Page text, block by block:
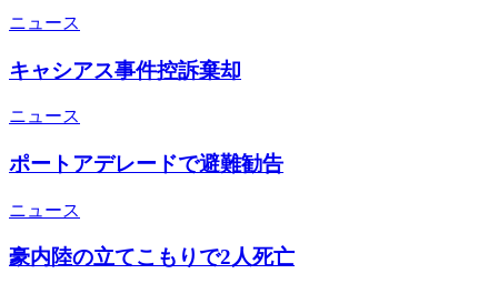
ニュース
キャシアス事件控訴棄却
ニュース
ポートアデレードで避難勧告
ニュース
豪内陸の立てこもりで2人死亡